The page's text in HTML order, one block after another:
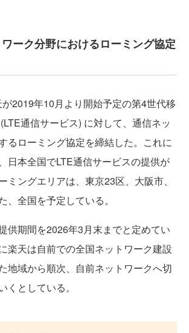
ーク分野におけるローミング協定
2019年10月より開始予定の第4世代移
通信サービス) に対して、通信ネッ
るローミング協定を締結した。これに
日本全国でLTE通信サービスの提供が
ミングエリアは、東京23区、大阪市、
、全国を予定している。
供期間を2026年3月末までと定めてい
楽天は自前での全国ネットワーク建設
地域から順次、自前ネットワークへ切
くとしている。